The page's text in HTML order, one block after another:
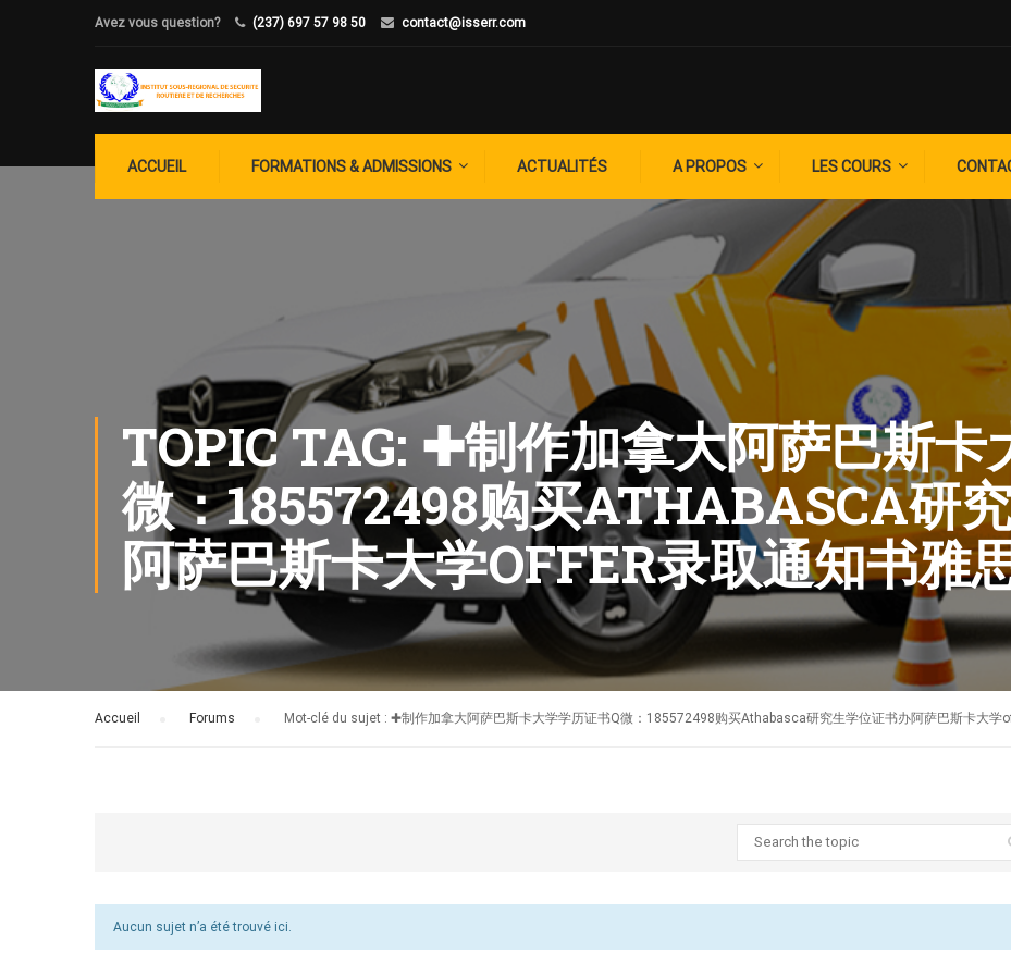
Avez vous question? (237) 697 57 98 50 contact@isserr.com
ACCUEIL FORMATIONS & ADMISSIONS ACTUALITÉS A PROPOS LES COURS
TOPIC TAG: ✚制作加拿大阿萨巴斯卡
微：185572498购买ATHABASCA研
阿萨巴斯卡大学OFFER录取通知书雅
Accueil Forums Mot-clé du sujet : ✚制作加拿大阿萨巴斯卡大学学历证书Q微：185572498购买Athabasca研究生学位证书办阿萨巴斯卡大学
Aucun sujet n’a été trouvé ici.